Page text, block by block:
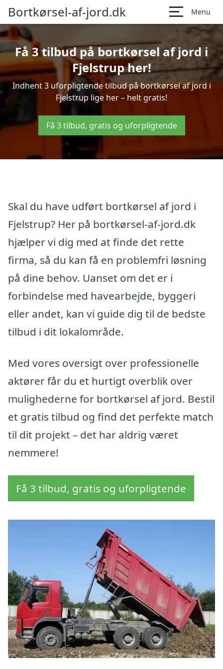
Bortkørsel-af-jord.dk Menu
Få 3 tilbud på bortkørsel af jord i
Fjelstrup her!
Indhent 3 uforpligtende tilbud på bortkørsel af jord i
Fjelstrup lige her – helt gratis!
Få 3 tilbud, gratis og uforpligtende
Skal du have udført bortkørsel af jord i
Fjelstrup? Her på bortkørsel-af-jord.dk
hjælper vi dig med at finde det rette
firma, så du kan få en problemfri løsning
på dine behov. Uanset om det er i
forbindelse med havearbejde, byggeri
eller andet, kan vi guide dig til de bedste
tilbud i dit lokalområde.
Med vores oversigt over professionelle
aktører får du et hurtigt overblik over
mulighederne for bortkørsel af jord. Bestil
et gratis tilbud og find det perfekte match
til dit projekt – det har aldrig været
nemmere!
Få 3 tilbud, gratis og uforpligtende